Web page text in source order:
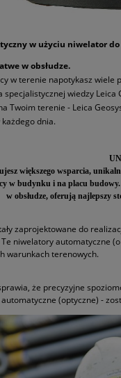
niwelator do
w obsłudze.
w terenie napotykasz
specjalistycznej wiedzy
Twoim terenie - Leica
dnia.
większego wsparcia,
w budynku i na placu
w obsłudze, oferują najlepszy
zaprojektowane do
niwelatory automatyczne
warunkach terenowych.
że precyzyjne
(optyczne) -